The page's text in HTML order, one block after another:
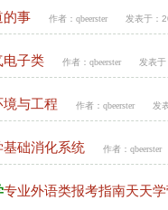
的事 作者： qbeerster 发表于：
电子类 作者： qbeerster 发表
与工程 作者： qbeerster 发
础消化系统 作者： qbeerster
专业外语类报考指南天天